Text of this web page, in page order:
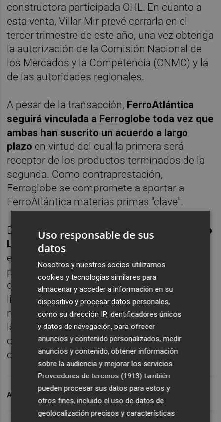
constructora participada OHL. En cuanto a
esta venta, Villar Mir prevé cerrarla en el
tercer trimestre de este año, una vez obtenga
la autorización de la Comisión Nacional de
los Mercados y la Competencia (CNMC) y la
de las autoridades regionales.
A pesar de la transacción, FerroAtlántica
seguirá vinculada a Ferroglobe toda vez que
ambas han suscrito un acuerdo a largo
plazo en virtud del cual la primera será
receptor de los productos terminados de la
segunda. Como contraprestación,
Ferroglobe se compromete a aportar a
FerroAtlántica materias primas "clave".
El
consejero delegado de Ferroglobe, Pedro
Larrea
, indicó que la operación permite a la
empresa "mejorar significativamente su
perfil financiero mediante el
desapalancamiento y la mejora de la
liquidez. Al mismo tiempo, mantenemos
nuestra fuerte presencia en el mercado de
las ferroaleaciones y nuestro compromiso
con Galicia", añadió el primer ejecutivo de la
compañía del grupo Villar Mir.
ARCHIVADO EN VILLAR
Uso responsable de sus
datos
Nosotros y nuestros socios utilizamos
cookies y tecnologías similares para
almacenar y acceder a información en su
dispositivo y procesar datos personales,
como su dirección IP, identificadores únicos
y datos de navegación, para ofrecer
anuncios y contenido personalizados, medir
anuncios y contenido, obtener información
sobre la audiencia y mejorar los servicios.
Proveedores de terceros (1913) también
pueden procesar sus datos para estos y
otros fines, incluido el uso de datos de
geolocalización precisos y características